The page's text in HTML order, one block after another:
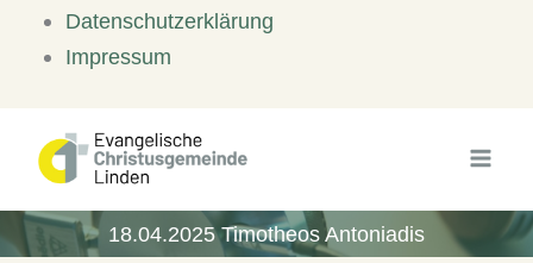
Datenschutzerklärung
Impressum
Inhalt
18.04.2025 Timotheos Antoniadis